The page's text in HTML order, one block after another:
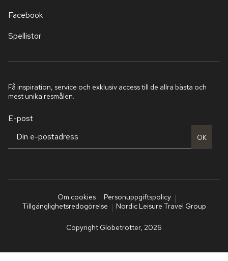
Facebook
Spellistor
Få inspiration, service och exklusiv access till de allra bästa och
mest unika resmålen.
E-post
OK
Om cookies
Personuppgiftspolicy
Tillgänglighetsredogörelse
Nordic Leisure Travel Group
Copyright Globetrotter, 2026